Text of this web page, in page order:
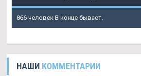
866 человек В конце бывает.
НАШИ КОММЕНТАРИИ